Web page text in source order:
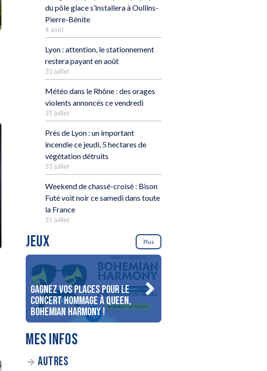
du pôle glace s’installera à Oullins-
Pierre-Bénite
4 août
Lyon : attention, le stationnement
restera payant en août
31 juillet
Météo dans le Rhône : des orages
violents annoncés ce vendredi
31 juillet
Près de Lyon : un important
incendie ce jeudi, 5 hectares de
végétation détruits
31 juillet
Weekend de chassé-croisé : Bison
Futé voit noir ce samedi dans toute
la France
31 juillet
JEUX Plus
Gagnez vos places pour le
concert Hommage à Queen,
Bohemian Harmony !
MES INFOS
AUTRES